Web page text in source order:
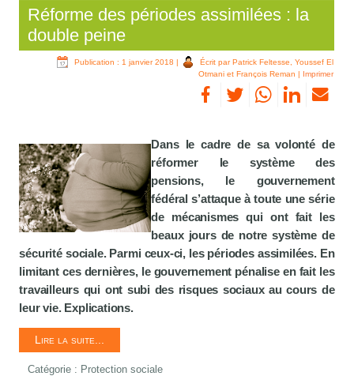
Réforme des périodes assimilées : la
double peine
Publication : 1 janvier 2018 |
Écrit par Patrick Feltesse, Youssef El
Otmani et François Reman
Imprimer
Dans le cadre de sa volonté de
réformer le système des
pensions, le gouvernement
fédéral s’attaque à toute une série
de mécanismes qui ont fait les
beaux jours de notre système de
sécurité sociale. Parmi ceux-ci, les périodes assimilées. En
limitant ces dernières, le gouvernement pénalise en fait les
travailleurs qui ont subi des risques sociaux au cours de
leur vie. Explications.
Lire la suite...
Catégorie : Protection sociale